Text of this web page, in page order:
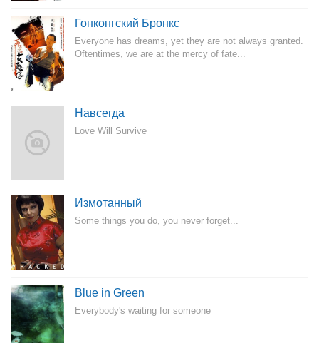
Гонконгский Бронкс
Everyone has dreams, yet they are not always granted.
Oftentimes, we are at the mercy of fate...
Навсегда
Love Will Survive
Измотанный
Some things you do, you never forget...
Blue in Green
Everybody's waiting for someone